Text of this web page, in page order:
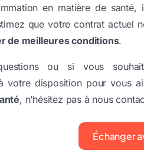
en matière de
que votre contrat actuel
de meilleures conditions.
ou si vous
votre disposition pour vous
, n’hésitez pas à nous
Échanger